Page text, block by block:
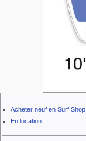
Acheter neuf en Surf Shop
En location